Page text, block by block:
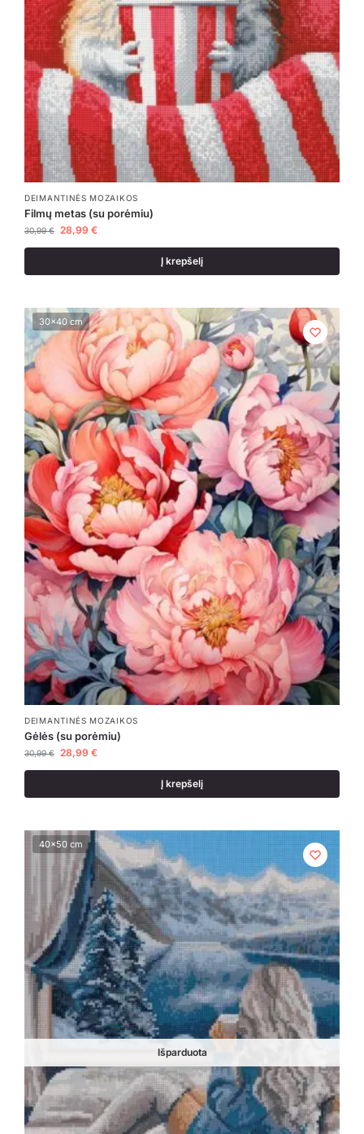
DEIMANTINĖS MOZAIKOS
Filmų metas (su porėmiu)
30,99€ 28,99 €
Į krepšelį
30x40 cm
DEIMANTINĖS MOZAIKOS
Gėlės (su porėmiu)
30,99€ 28,99 €
Į krepšelį
40x50 cm
Išparduota